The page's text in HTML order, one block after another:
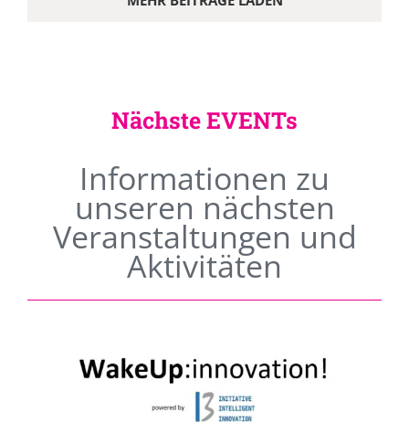
Nächste EVENTs
Informationen zu
unseren nächsten
Veranstaltungen und
Aktivitäten